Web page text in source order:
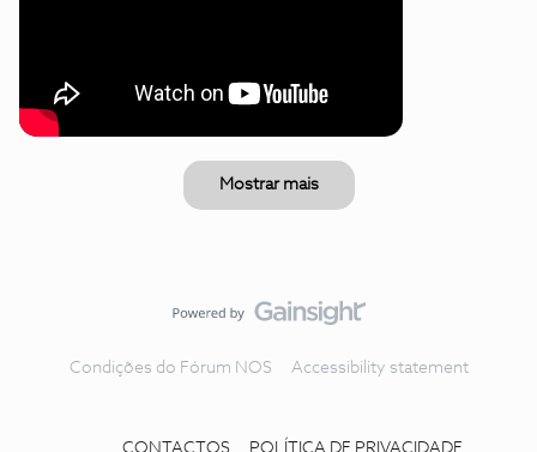
Mostrar mais
Condições do Fórum NOS Accessibility statement